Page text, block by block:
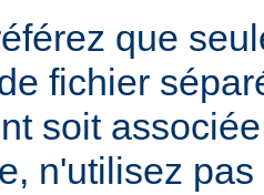
que
fichier
soit
n'utilisez